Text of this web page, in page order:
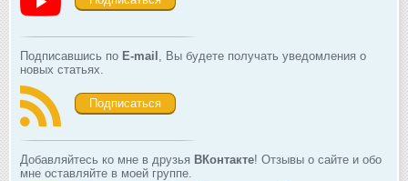
Подписавшись по E-mail
, Вы будете получать уведомления о
новых статьях.
Подписаться
Добавляйтесь ко мне в друзья ВКонтакте! Отзывы о сайте и обо
мне оставляйте в моей группе.